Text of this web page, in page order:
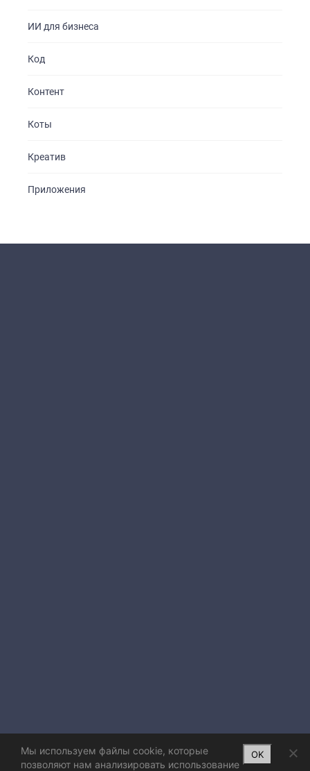
ИИ для бизнеса
Код
Контент
Коты
Креатив
Приложения
Мы используем файлы cookie, которые
позволяют нам анализировать использование
OK